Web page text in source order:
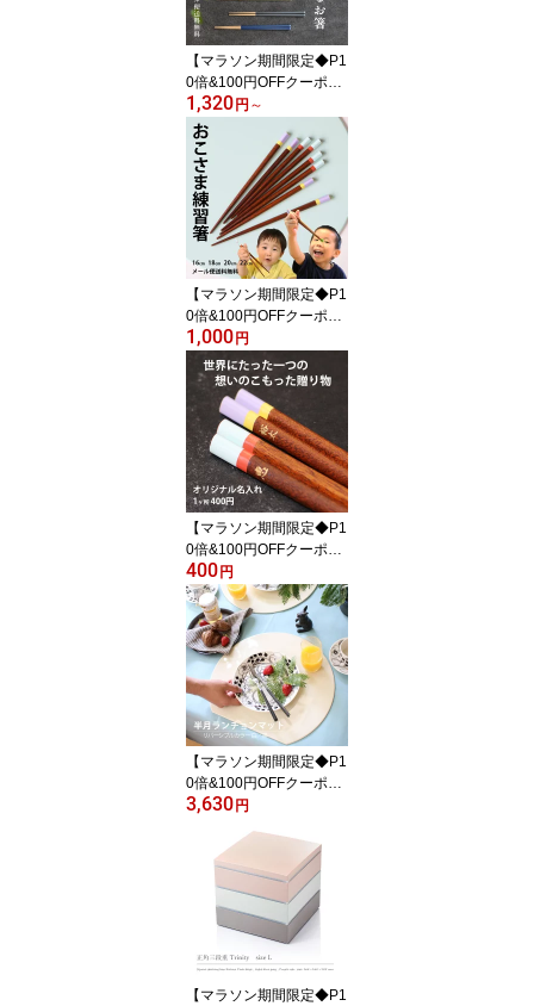
【マラソン期間限定◆P1
0倍&100円OFFクーポ
ン】towan 箸 食洗機対応
22.5cm 名入れ可 日本製
送料無料 木 大人 左利き
右利き プレゼント かわ
いい おしゃれ 結ギフト
結婚祝 若狭塗 女性 1膳
滑り止め お箸
1,320円 ～
【マラソン期間限定◆P1
0倍&100円OFFクーポ
ン】箸 子供 練習 三角 先
角 16cm 18cm 20cm 22c
m 名入れ可 日本製 右利
き 左利き おけいこ トレ
ーニング 子ども おしゃ
れ かわいい 保育園 幼稚
園 小学生 お箸
1,000円
【マラソン期間限定◆P1
0倍&100円OFFクーポ
ン】名入れ オプション
【名入れ希望の商品と同
時にお買い物かごに入れ
て下さい】
400円
【マラソン期間限定◆P1
0倍&100円OFFクーポ
ン】半月リバーシブルマ
事汚れシミ防止 和モダン
両面 リバーシブルカラー
ランチョンマット プレイ
スマット 折敷 おしゃれ
かわいい
3,630円
【マラソン期間限定◆P1